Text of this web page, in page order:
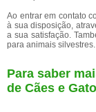
Ao entrar em contato
à sua disposição,
a sua satisfação.
para animais
Para saber
de Cães e